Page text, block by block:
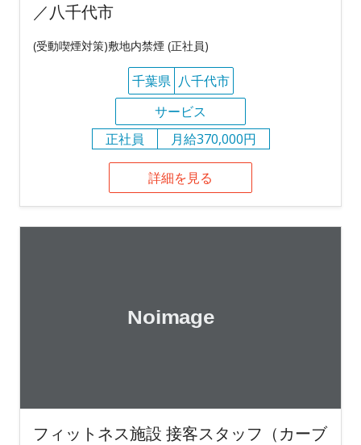
／八千代市
(受動喫煙対策)敷地内禁煙 (正社員)
千葉県 八千代市
サービス
正社員
月給370,000円
詳細を見る
フィットネス施設 接客スタッフ（カーブ